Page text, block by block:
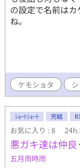
の設定で名前は
ね。
ケモショタ
ｼｮｰﾄｼｮｰﾄ 完結
お気に入り : 8
悪ガキ達は仲
五月雨時雨